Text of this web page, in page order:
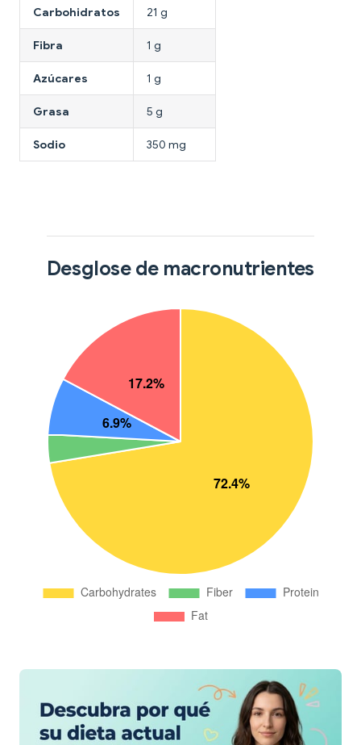
Carbohidratos 21 g
Fibra 1 g
Azúcares 1 g
Grasa 5 g
Sodio 350 mg
Desglose de macronutrientes